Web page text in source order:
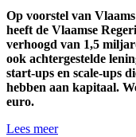
Op voorstel van
heeft de Vlaamse
verhoogd van 1,5
ook achtergestelde
start-ups en scale-ups
hebben aan kapitaal.
euro.
Lees meer